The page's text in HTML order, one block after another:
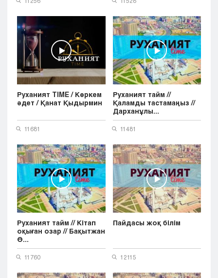
Руханият TIME / Көркем
әдет / Қанат Қыдырмин
11681
Руханият тайм //
Қаламды тастамаңыз //
Дарханұлы...
11481
Руханият тайм // Кітап
оқыған озар // Бақытжан
Ө...
11760
Пайдасы жоқ білім
12115